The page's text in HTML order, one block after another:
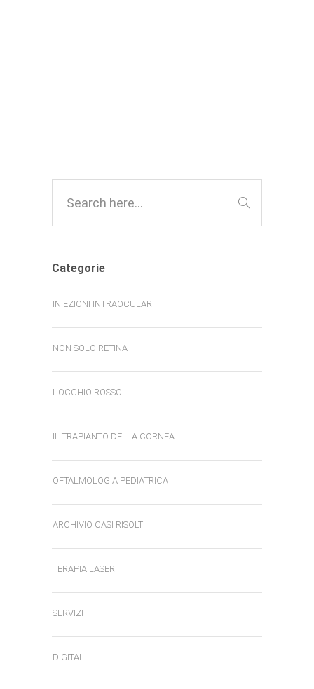
Categorie
INIEZIONI INTRAOCULARI
NON SOLO RETINA
L'OCCHIO ROSSO
IL TRAPIANTO DELLA CORNEA
OFTALMOLOGIA PEDIATRICA
ARCHIVIO CASI RISOLTI
TERAPIA LASER
SERVIZI
DIGITAL